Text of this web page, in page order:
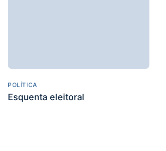
POLÍTICA
Esquenta eleitoral